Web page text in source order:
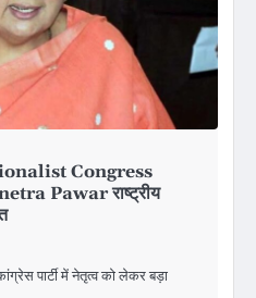
Congress
Pawar राष्ट्रीय
पार्टी में नेतृत्व को लेकर बड़ा